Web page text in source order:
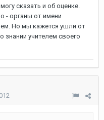
сказать и об оценке.
- органы от имени
Но мы кажется ушли от
знании учителем своего